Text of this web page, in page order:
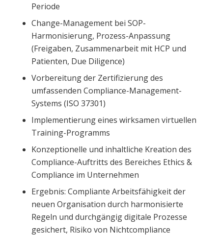
Periode
Change-Management bei SOP-
Harmonisierung, Prozess-Anpassung
(Freigaben, Zusammenarbeit mit HCP und
Patienten, Due Diligence)
Vorbereitung der Zertifizierung des
umfassenden Compliance-Management-
Systems (ISO 37301)
Implementierung eines wirksamen virtuellen
Training-Programms
Konzeptionelle und inhaltliche Kreation des
Compliance-Auftritts des Bereiches Ethics &
Compliance im Unternehmen
Ergebnis: Compliante Arbeitsfähigkeit der
neuen Organisation durch harmonisierte
Regeln und durchgängig digitale Prozesse
gesichert, Risiko von Nichtcompliance